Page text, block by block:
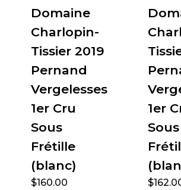
Domaine
Charlopin-
Tissier 2019
Pernand
Vergelesses
1er Cru
Sous
Frétille
(blanc)
$160.00
1er
Sous
$